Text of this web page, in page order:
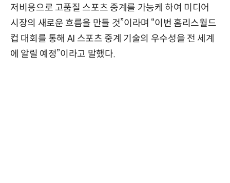
저비용으로 고품질 스포츠 중계를 가능케 하여 미디어
시장의 새로운 흐름을 만들 것”이라며 “이번 홈리스월드
컵 대회를 통해 AI 스포츠 중계 기술의 우수성을 전 세계
에 알릴 예정”이라고 말했다.